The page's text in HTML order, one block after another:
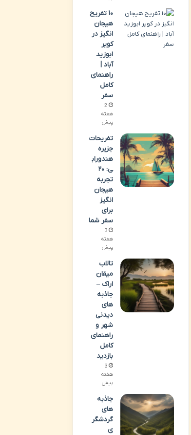
۱۰ تفریح
هیجان
انگیز در
کویر
ابوزید
آباد |
راهنمای
کامل
سفر
2
هفته
پیش
تفریحات
جزیره
هندوراب
ی: ۲۰
تجربه
هیجان
انگیز
برای
سفر شما
3
هفته
پیش
تالاب
میقان
اراک –
جاذبه
های
دیدنی
شهر و
راهنمای
کامل
بازدید
3
هفته
پیش
جاذبه
های
گردشگر
ی